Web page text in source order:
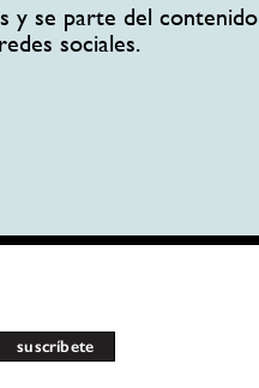
y se parte del contenido
sociales.
suscríbete